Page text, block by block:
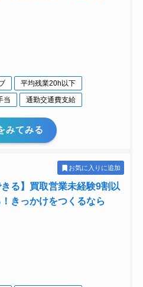
平均残業20h以下
当 通勤交通費支給
みてみる
お気に入りに追加
る】買取営業未経験9割以
きっかけをつくるなら